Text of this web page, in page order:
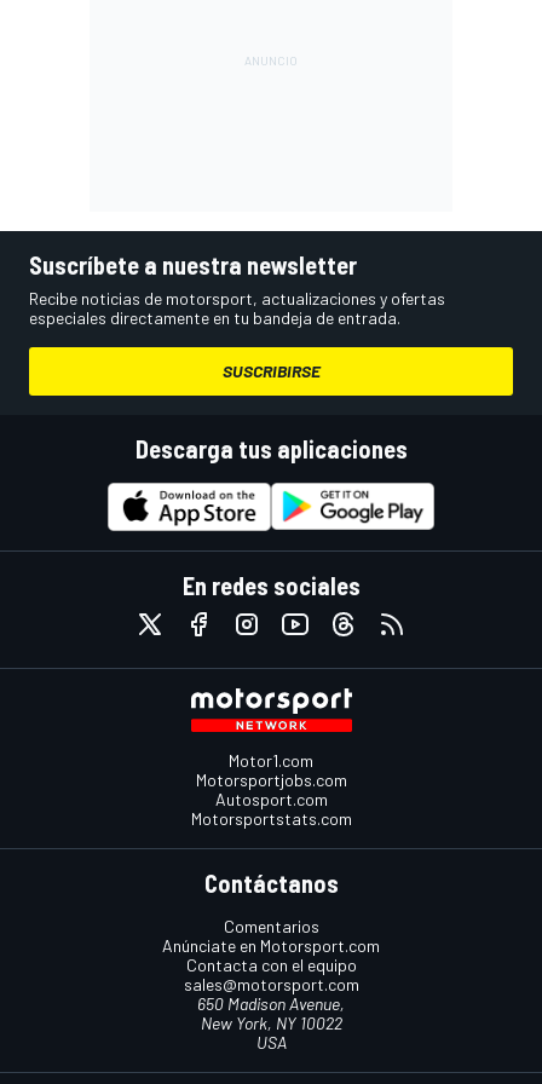
Suscríbete a nuestra newsletter
Recibe noticias de motorsport, actualizaciones y ofertas
especiales directamente en tu bandeja de entrada.
SUSCRIBIRSE
Descarga tus aplicaciones
En redes sociales
Motor1.com
Motorsportjobs.com
Autosport.com
Motorsportstats.com
Contáctanos
Comentarios
Anúnciate en Motorsport.com
Contacta con el equipo
sales@motorsport.com
650 Madison Avenue,
New York, NY 10022
USA